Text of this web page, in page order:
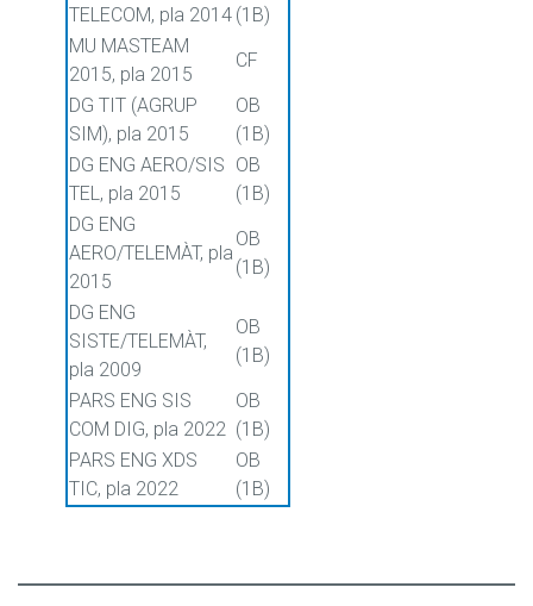
TELECOM, pla 2014 (1B)
MU MASTEAM
2015, pla 2015
CF
DG TIT (AGRUP
SIM), pla 2015
OB
(1B)
DG ENG AERO/SIS
TEL, pla 2015
OB
(1B)
DG ENG
AERO/TELEMÀT, pla
2015
OB
(1B)
DG ENG
SISTE/TELEMÀT,
pla 2009
OB
(1B)
PARS ENG SIS
COM DIG, pla 2022
OB
(1B)
PARS ENG XDS
TIC, pla 2022
OB
(1B)